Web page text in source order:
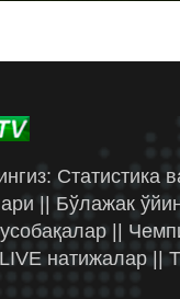
Статистика
|| Бўлажак
||
натижалар ||